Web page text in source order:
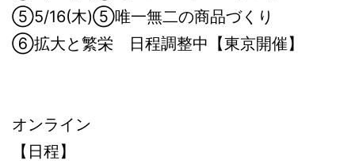
⑤5/16(木)⑤唯一無二の商品づくり
⑥拡大と繁栄 日程調整中【東京開催】
オンライン
【日程】